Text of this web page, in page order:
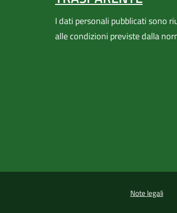
I dati personali pubblicati sono
alle condizioni previste dalla
Note legali